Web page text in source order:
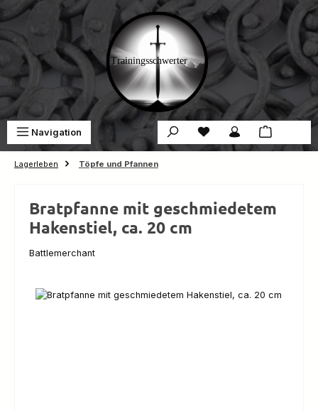
Zum Hauptinhalt springen
Navigation Du hast 0 Produkte auf
Lagerleben Töpfe und Pfannen
Bratpfanne mit geschmiedetem
Hakenstiel, ca. 20 cm
Battlemerchant
Bildergalerie überspringen